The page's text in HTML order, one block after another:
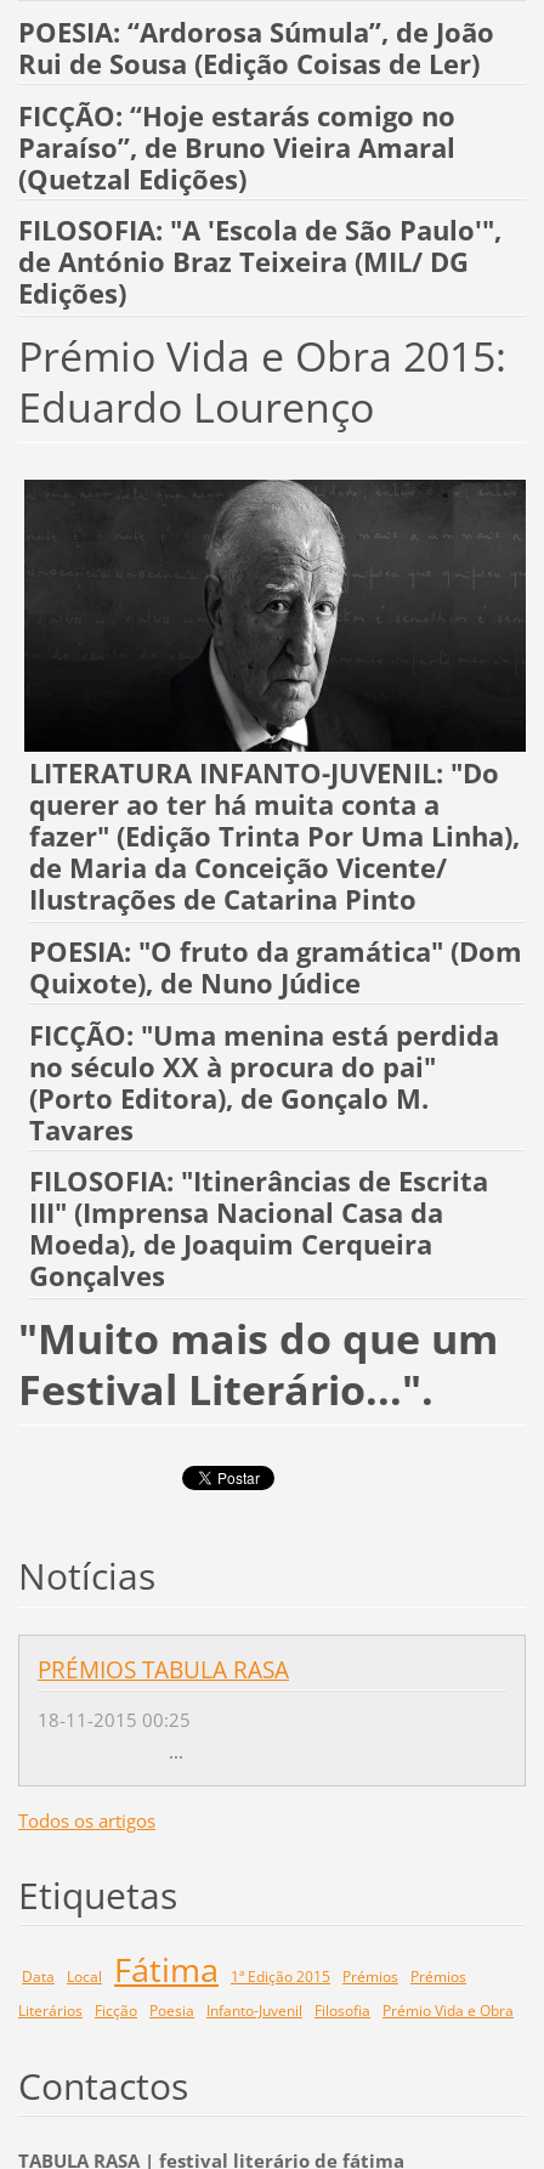
POESIA: “Ardorosa Súmula”, de João
Rui de Sousa (Edição Coisas de Ler)
FICÇÃO: “Hoje estarás comigo no
Paraíso”, de Bruno Vieira Amaral
(Quetzal Edições)
FILOSOFIA: "A 'Escola de São Paulo'",
de António Braz Teixeira (MIL/ DG
Edições)
Prémio Vida e Obra 2015:
Eduardo Lourenço
LITERATURA INFANTO-JUVENIL: "Do
querer ao ter há muita conta a
fazer" (Edição Trinta Por Uma Linha),
de Maria da Conceição Vicente/
Ilustrações de Catarina Pinto
POESIA: "O fruto da gramática" (Dom
Quixote), de Nuno Júdice
FICÇÃO: "Uma menina está perdida
no século XX à procura do pai"
(Porto Editora), de Gonçalo M.
Tavares
FILOSOFIA: "Itinerâncias de Escrita
III" (Imprensa Nacional Casa da
Moeda), de Joaquim Cerqueira
Gonçalves
"Muito mais do que um
Festival Literário...".
Notícias
PRÉMIOS TABULA RASA
18-11-2015 00:25
...
Todos os artigos
Etiquetas
Data Local Fátima 1ª Edição 2015 Prémios
Prémios
Literários
Ficção Poesia Infanto-Juvenil Filosofia Prémio Vida e Obra
Contactos
TABULA RASA | festival literário de fátima